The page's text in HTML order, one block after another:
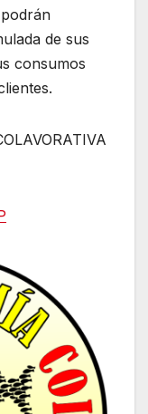
de sus
consumos